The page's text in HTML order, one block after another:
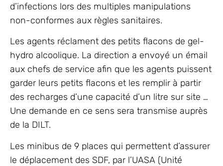
d’infections lors des multiples manipulations
non-conformes aux règles sanitaires.
Les agents réclament des petits flacons de gel-
hydro alcoolique. La direction a envoyé un émail
aux chefs de service afin que les agents puissent
garder leurs petits flacons et les remplir à partir
des recharges d’une capacité d’un litre sur site …
Une demande en ce sens sera transmise auprès
de la DILT.
Les minibus de 9 places qui permettent d’assurer
le déplacement des SDF, par l’UASA (Unité